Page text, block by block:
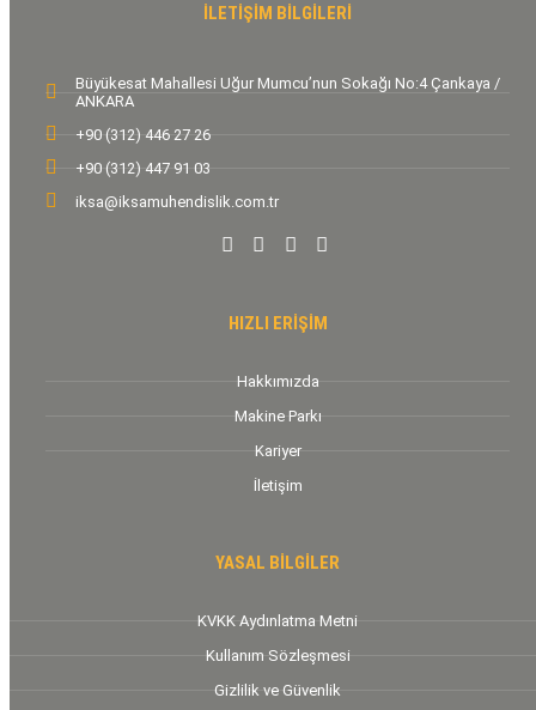
İLETİŞİM BİLGİLERİ
Büyükesat Mahallesi Uğur Mumcu’nun Sokağı No:4 Çankaya /
ANKARA
+90 (312) 446 27 26
+90 (312) 447 91 03
iksa@iksamuhendislik.com.tr
HIZLI ERİŞİM
Hakkımızda
Makine Parkı
Kariyer
İletişim
YASAL BİLGİLER
KVKK Aydınlatma Metni
Kullanım Sözleşmesi
Gizlilik ve Güvenlik